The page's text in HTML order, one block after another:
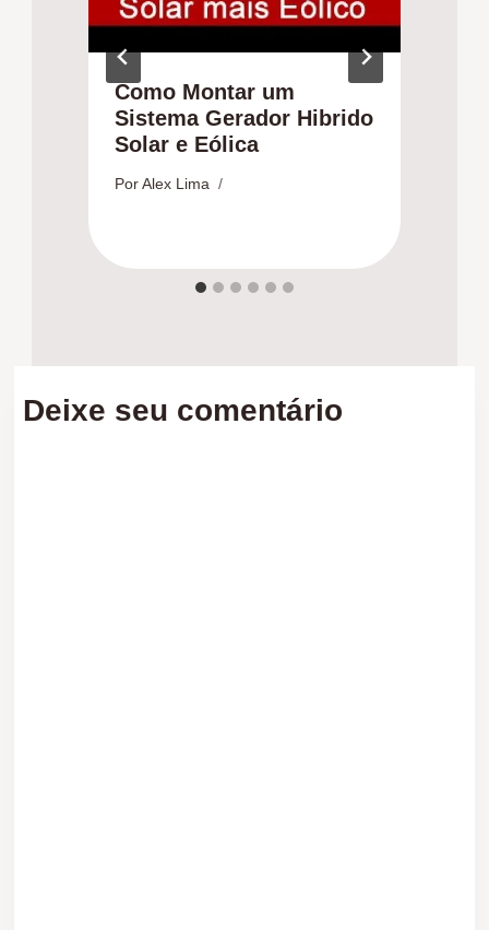
Como Montar um
Sistema Gerador Hibrido
Solar e Eólica
Por Alex Lima
Deixe seu comentário